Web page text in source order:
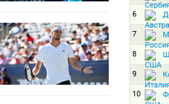
6
7
8
9
10